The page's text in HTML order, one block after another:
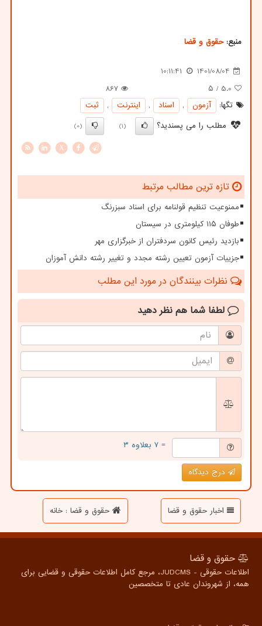
منبع:حقوق و قضا
1401/08/04
10:11:41
5.0 / ۵
867
تگها:
آزمون , اسناد , اینترنت ,
ثبت
مطلب را می پسندید؟
(1)
(0)
X
تازه ترین مطالب مرتبط
ممنوعیت تنظیم قولنامه برای اسناد سبزرنگ
طوفان ۱۱۵ کیلومتری در سیستان
بازدید رئیس کانون سردفتران از خبرگزاری مهر
جزییات آزمون تعیین رشته مجدد و تغییر رشته دانش آموزان
نظرات بینندگان در مورد این مطلب
لطفا شما هم نظر دهید
= ۷ بعلاوه ۳
درج دیدگاه
اخبار حقوق و قضا حقوق و قضا : خانه
حقوق و قضا
اطلاعات حقوقی - JUDCMS، مرجع کامل اطلاعات حقوقی و قضایی برای
همه، از شهروندان عادی تا متخصصین